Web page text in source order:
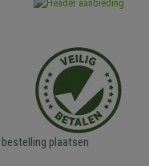
plaatsen